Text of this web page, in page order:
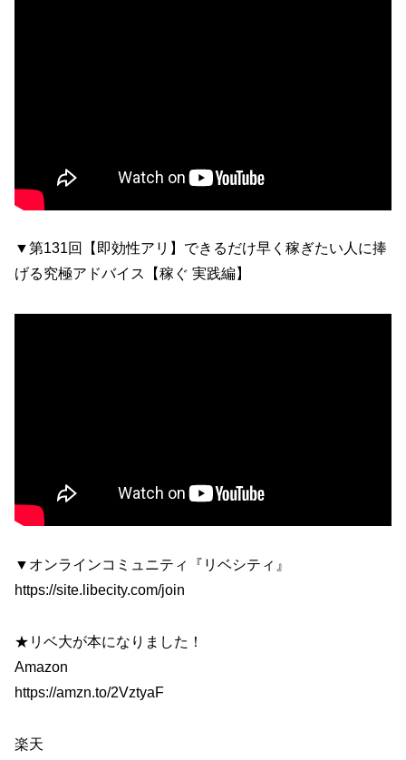
▼第131回【即効性アリ】できるだけ早く稼ぎたい人に捧
げる究極アドバイス【稼ぐ 実践編】
▼オンラインコミュニティ『リベシティ』
https://site.libecity.com/join
★リベ大が本になりました！
Amazon
https://amzn.to/2VztyaF
楽天